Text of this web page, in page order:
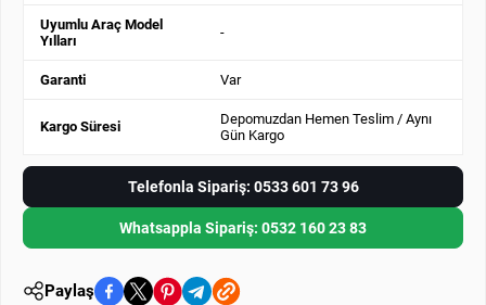
Uyumlu Araç Model
Yılları
-
Garanti Var
Kargo Süresi
Depomuzdan Hemen Teslim / Aynı
Gün Kargo
Telefonla Sipariş: 0533 601 73 96
Whatsappla Sipariş: 0532 160 23 83
Paylaş